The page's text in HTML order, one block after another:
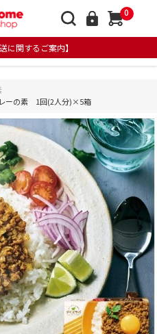
0
に関するご案内】
ーの素 1回(2人分)×5箱